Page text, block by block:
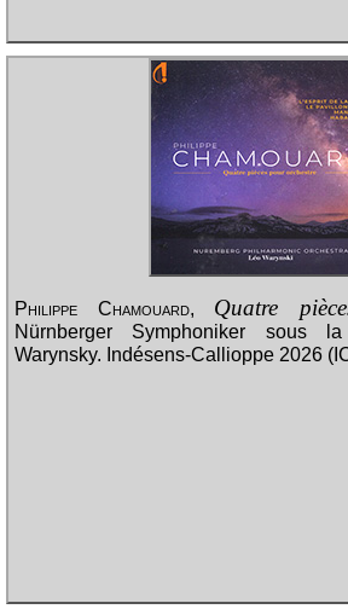
Philippe Chamouard, Quatre
Nürnberger Symphoniker sous
Warynsky. Indésens-Callioppe 2026